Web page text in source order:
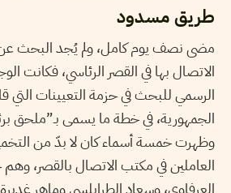
طريق مسدود
مضى نصف يوم كامل، ولم يُجد البحث
الاتصال بها في القصر الرئاسي، فكانت
الرسمي للبحث في حزمة التعيينات التي
الجمهورية، في خطة ما يسمى بـ”ملحق
وظهرت خمسة أسماء كان لا بدّ من
العاملين في مكتب الاتصال بالقصر، وهم
العرفاوي، وسعاد الطرابلسي وماهر